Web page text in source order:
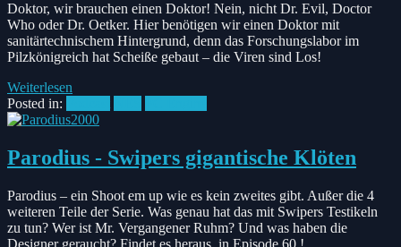
Doktor, wir brauchen einen Doktor! Nein, nicht Dr. Evil, Doctor
Who oder Dr. Oetker. Hier benötigen wir einen Doktor mit
sanitärtechnischem Hintergrund, denn das Forschungslabor im
Pilzkönigreich hat Scheiße gebaut – die Viren sind Los!
Weiterlesen
Posted in:
Parodius - Swipers gigantische Klöten
Parodius – ein Shoot em up wie es kein zweites gibt. Außer die 4
weiteren Teile der Serie. Was genau hat das mit Swipers Testikeln
zu tun? Wer ist Mr. Vergangener Ruhm? Und was haben die